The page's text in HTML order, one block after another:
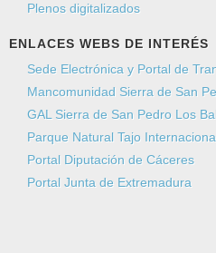
Plenos digitalizados
ENLACES WEBS DE INTERÉS
Sede Electrónica y Portal de
Mancomunidad Sierra de San
GAL Sierra de San Pedro Los
Parque Natural Tajo
Portal Diputación de Cáceres
Portal Junta de Extremadura